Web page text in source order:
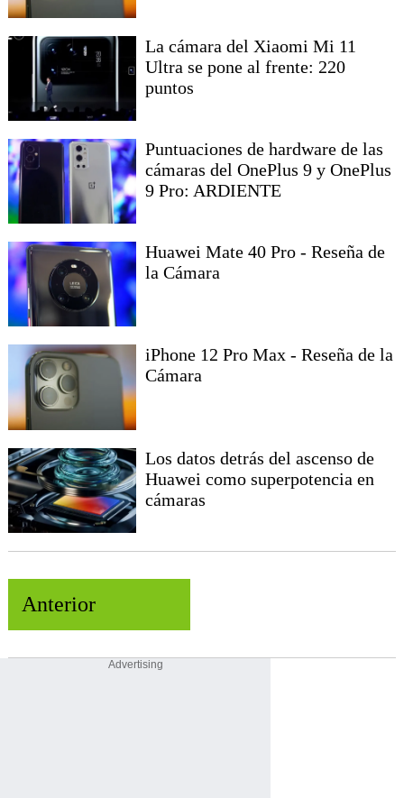
La cámara del Xiaomi Mi 11
Ultra se pone al frente: 220
puntos
Puntuaciones de hardware de las
cámaras del OnePlus 9 y OnePlus
9 Pro: ARDIENTE
Huawei Mate 40 Pro - Reseña de
la Cámara
iPhone 12 Pro Max - Reseña de la
Cámara
Los datos detrás del ascenso de
Huawei como superpotencia en
cámaras
Anterior
Advertising